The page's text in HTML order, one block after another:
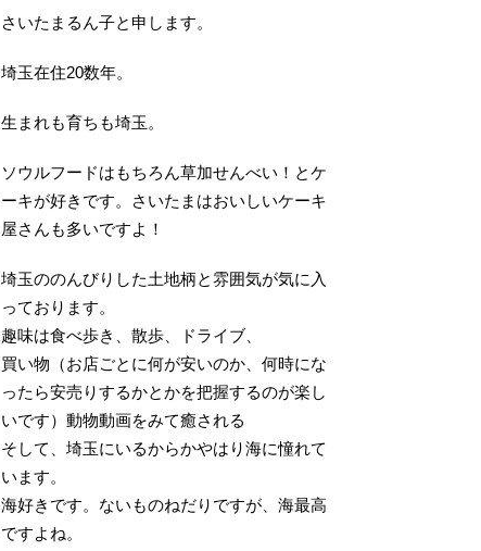
さいたまるん子と申します。
埼玉在住20数年。
生まれも育ちも埼玉。
ソウルフードはもちろん草加せんべい！とケ
ーキが好きです。さいたまはおいしいケーキ
屋さんも多いですよ！
埼玉ののんびりした土地柄と雰囲気が気に入
っております。
趣味は食べ歩き、散歩、ドライブ、
買い物（お店ごとに何が安いのか、何時にな
ったら安売りするかとかを把握するのが楽し
いです）動物動画をみて癒される
そして、埼玉にいるからかやはり海に憧れて
います。
海好きです。ないものねだりですが、海最高
ですよね。